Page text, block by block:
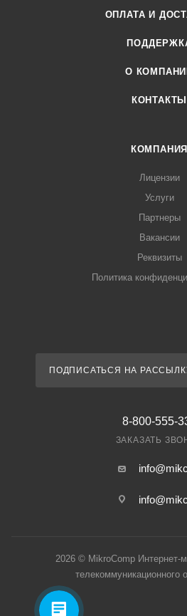
ОПЛАТА И
О
КОНТАКТЫ
КОМПАНИЯ
Лицензии
Услуги
Партнеры
Вакансии
Реквизиты
Политика
ПОДПИСАТЬСЯ НА
8-800-555-
ЗАКАЗАТЬ
2026 © MikroComp Интернет-
телекоммуникационного